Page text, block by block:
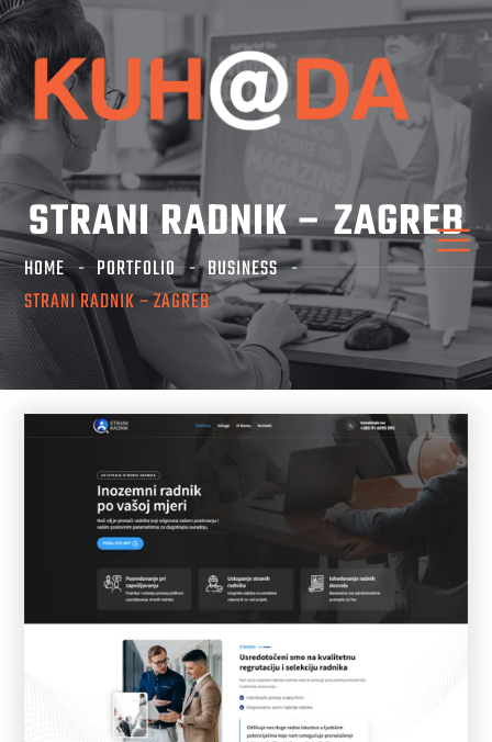
STRANI RADNIK – ZAGREB
HOME PORTFOLIO
BUSINESS
STRANI RADNIK – ZAGREB